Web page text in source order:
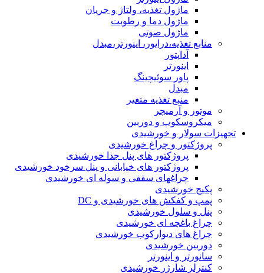
ماژول تغذیه، ولتاژ و جریان
ماژول دما و رطوبت
ماژول صوتی
منابع تغذیه،درایور، اینورتر،مبدل
آداپتور
اینورتر
پاور سوئیچینگ
مبدل
منبع تغذیه متغیر
موتور و آرمیچر
میکروسکوپ و دوربین
تجهیزات سولار و خورشیدی
پروژکتور و چراغ خورشیدی
پروژکتور های پنل جدا خورشیدی
پروژکتور های خیابانی و پنل سرخود خورشیدی
چراغهای سقفی و سوله ای خورشیدی
پکیج خورشیدی
پمپ و کفکش های خورشیدی و DC
پنل و سلول خورشیدی
چراغ باغچه ای خورشیدی
چراغ های دیوارکوب خورشیدی
دوربین خورشیدی
سانورتر و اینورتر
کنترلر شارژر خورشیدی